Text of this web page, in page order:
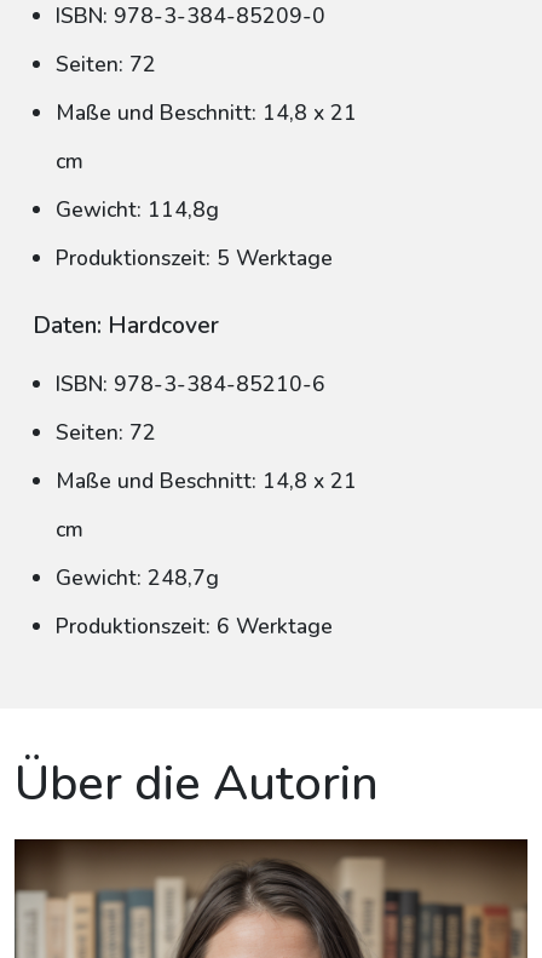
ISBN: 978-3-384-85209-0
Seiten: 72
Maße und Beschnitt: 14,8 x 21
cm
Gewicht: 114,8g
Produktionszeit: 5 Werktage
Daten: Hardcover
ISBN: 978-3-384-85210-6
Seiten: 72
Maße und Beschnitt: 14,8 x 21
cm
Gewicht: 248,7g
Produktionszeit: 6 Werktage
Über die Autorin